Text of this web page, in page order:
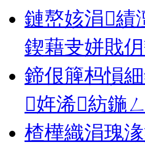
鏈嶅姟涓績
鍥藉叏姘戝
鍗佷簲杩愪
姩浠紡鍦
楂樺織涓瑰